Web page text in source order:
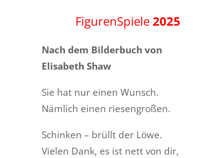
FigurenSpiele 2025
Nach dem Bilderbuch von
Elisabeth Shaw
Sie hat nur einen Wunsch.
Nämlich einen riesengroßen.
Schinken – brüllt der Löwe.
Vielen Dank, es ist nett von dir,